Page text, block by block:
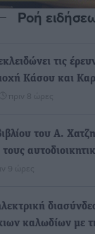
Ροή
τις
Κάσου και
πριν 8 ώρες
του Α.
9 ώρες
καλωδίων με